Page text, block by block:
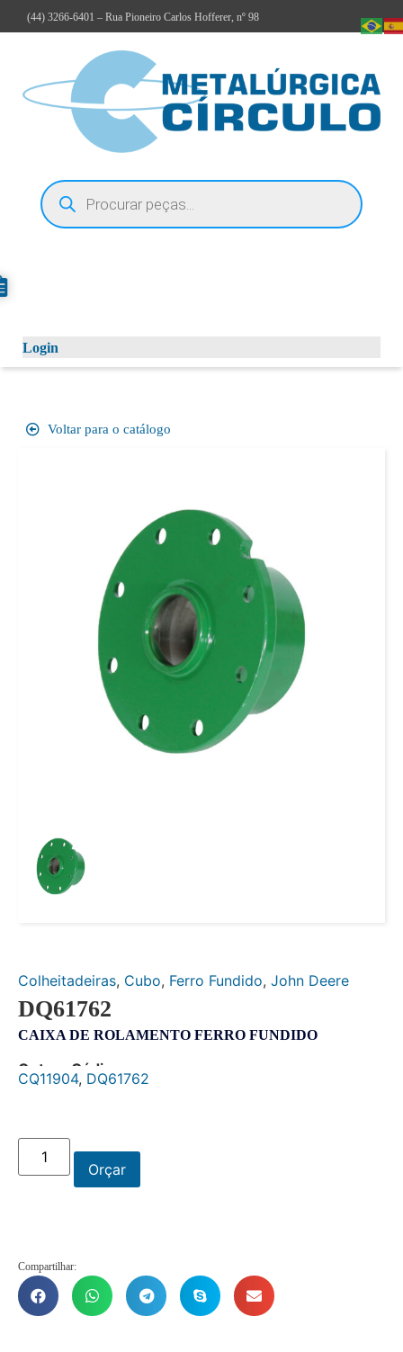
(44) 3266-6401 – Rua Pioneiro Carlos Hofferer, nº 98
Login
Voltar para o catálogo
Colheitadeiras, Cubo, Ferro Fundido, John Deere
DQ61762
CAIXA DE ROLAMENTO FERRO FUNDIDO
Outros Códigos:
CQ11904, DQ61762
Orçar
Compartilhar: